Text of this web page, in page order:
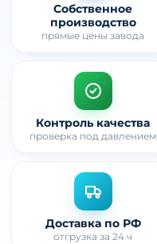
Собственное
производство
прямые цены завода
Контроль качества
проверка под давлением
Доставка по РФ
отгрузка за 24 ч